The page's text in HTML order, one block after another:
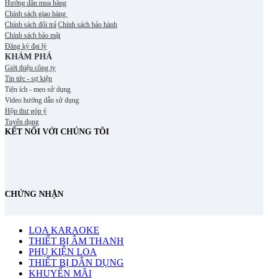
Hướng dẫn mua hàng
Chính sách giao hàng
Chính sách đổi trả Chính sách bảo hành
Chính sách bảo mật
Đăng ký đại lý
KHÁM PHÁ
Giới thiệu công ty
Tin tức - sự kiện
Tiện ích - mẹo sử dụng
Video hướng dẫn sử dụng
Hộp thư góp ý
Tuyển dụng
KẾT NỐI VỚI CHÚNG TÔI
CHỨNG NHẬN
LOA KARAOKE
THIẾT BỊ ÂM THANH
PHỤ KIỆN LOA
THIẾT BỊ DÂN DỤNG
KHUYẾN MÃI